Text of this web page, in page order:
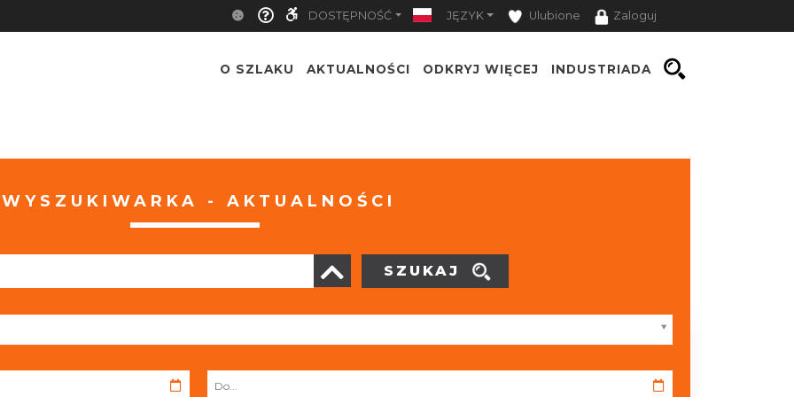
DOSTĘPNOŚĆ JĘZYK Ulubione Zaloguj
O SZLAKU AKTUALNOŚCI ODKRYJ WIĘCEJ INDUSTRIADA
WYSZUKIWARKA - AKTUALNOŚCI
SZUKAJ